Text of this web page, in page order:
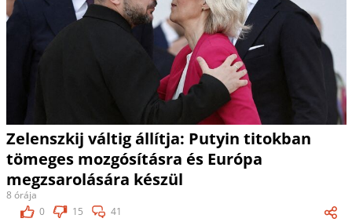
Zelenszkij váltig állítja: Putyin titokban
tömeges mozgósításra és Európa
megzsarolására készül
8 órája
0
15 41